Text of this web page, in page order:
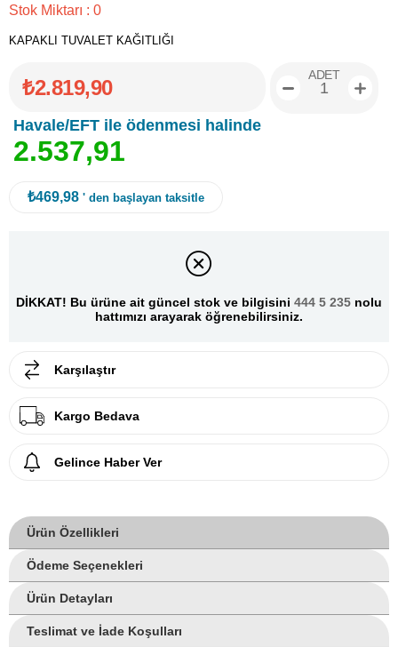
Stok Miktarı : 0
KAPAKLI TUVALET KAĞITLIĞI
₺2.819,90
Havale/EFT ile ödenmesi halinde
2.537,91
ADET
₺469,98 ' den başlayan taksitle
DİKKAT! Bu ürüne ait güncel stok ve bilgisini 444 5 235 nolu
hattımızı arayarak öğrenebilirsiniz.
Karşılaştır
Kargo Bedava
Gelince Haber Ver
Ürün Özellikleri
Ödeme Seçenekleri
Ürün Detayları
Teslimat ve İade Koşulları